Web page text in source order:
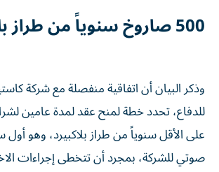
500 صاروخ سنوياً من طراز بلاكبيرد
وذكر البيان أن اتفاقية منفصلة مع شركة
على الأقل سنوياً من طراز بلاكبيرد، ‌وهو
صوتي للشركة، بمجرد أن تتخطى إجراءات